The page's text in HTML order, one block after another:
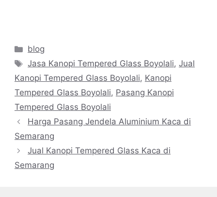
Categories
blog
Tags
Jasa Kanopi Tempered Glass Boyolali,Jual
Kanopi Tempered Glass Boyolali, Kanopi
Tempered Glass Boyolali, Pasang Kanopi
Tempered Glass Boyolali
Harga Pasang Jendela Aluminium Kaca di
Semarang
Jual Kanopi Tempered Glass Kaca di
Semarang